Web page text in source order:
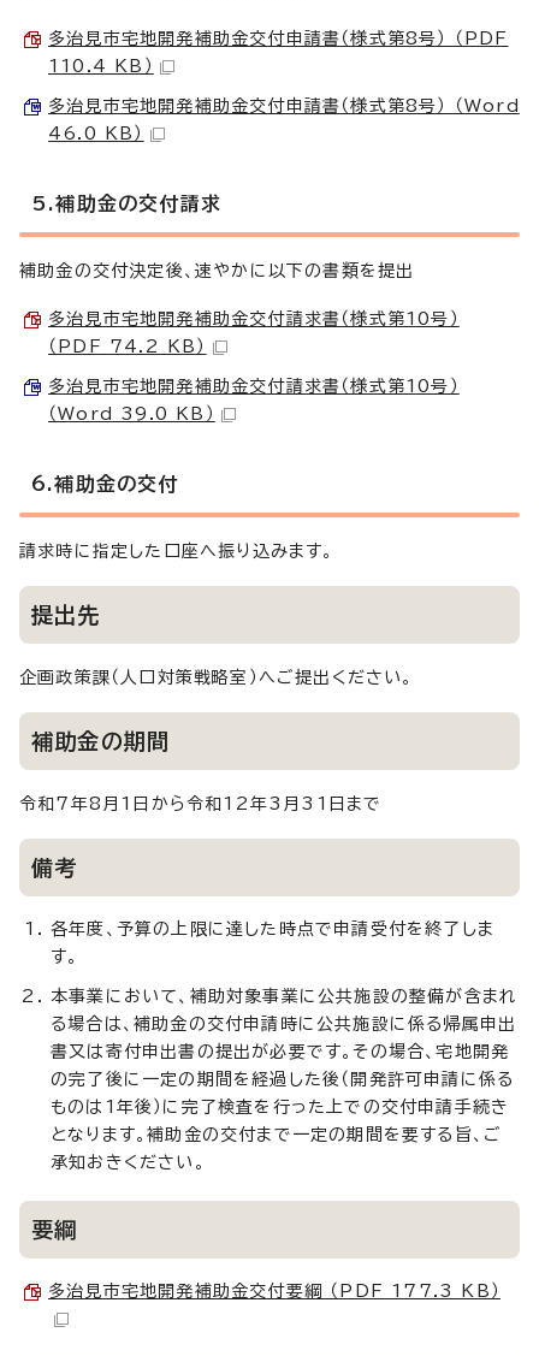
多治見市宅地開発補助金交付申請書（様式第8号） （PDF
110.4 KB）
多治見市宅地開発補助金交付申請書（様式第8号） （Word
46.0 KB）
5.補助金の交付請求
補助金の交付決定後、速やかに以下の書類を提出
多治見市宅地開発補助金交付請求書（様式第10号）
（PDF 74.2 KB）
多治見市宅地開発補助金交付請求書（様式第10号）
（Word 39.0 KB）
6.補助金の交付
請求時に指定した口座へ振り込みます。
提出先
企画政策課（人口対策戦略室）へご提出ください。
補助金の期間
令和7年8月1日から令和12年3月31日まで
備考
各年度、予算の上限に達した時点で申請受付を終了しま
す。
本事業において、補助対象事業に公共施設の整備が含まれ
る場合は、補助金の交付申請時に公共施設に係る帰属申出
書又は寄付申出書の提出が必要です。その場合、宅地開発
の完了後に一定の期間を経過した後（開発許可申請に係る
ものは1年後）に完了検査を行った上での交付申請手続き
となります。補助金の交付まで一定の期間を要する旨、ご
承知おきください。
要綱
多治見市宅地開発補助金交付要綱 （PDF 177.3 KB）